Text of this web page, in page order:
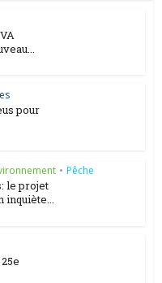
pour
• Pêche
le projet
inquiète...